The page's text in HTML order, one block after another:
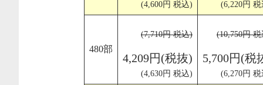
(4,600円 税込) (6,220円
480部
(7,710円 税込)
4,209円(税抜)
(4,630円 税込)
(10,750円
5,700円(税
(6,270円